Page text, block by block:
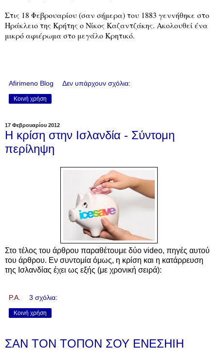
Στις 18 Φεβρουαρίου (σαν σήμερα) του 1883 γεννήθηκε στο
Ηράκλειο της Κρήτης ο Νίκος Καζαντζάκης. Ακολουθεί ένα
μικρό αφιέρωμα στο μεγάλο Κρητικό.
Afirimeno Blog Δεν υπάρχουν σχόλια:
Κοινή χρήση
17 Φεβρουαρίου 2012
Η κρίση στην Ισλανδία - Σύντομη
περίληψη
Στο τέλος του άρθρου παραθέτουμε δύο video, πηγές αυτού
του άρθρου. Εν συντομία όμως, η κρίση και η κατάρρευση
της Ισλανδίας έχει ως εξής (με χρονική σειρά):
P.A. 3 σχόλια:
Κοινή χρήση
ΣΑΝ ΤΟΝ ΤΟΠΟΝ ΣΟΥ ΕΝΕΣΗΙΗ